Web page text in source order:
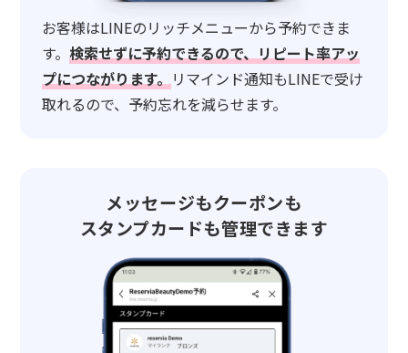
お客様はLINEのリッチメニューから予約できま
す。検索せずに予約できるので、リピート率アッ
プにつながります。リマインド通知もLINEで受け
取れるので、予約忘れを減らせます。
メッセージもクーポンも
スタンプカードも管理できます